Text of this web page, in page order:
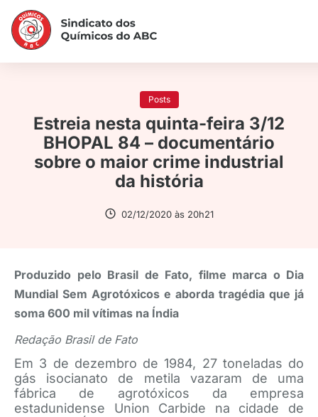
Posts
Estreia nesta quinta-feira 3/12
BHOPAL 84 – documentário
sobre o maior crime industrial
da história
02/12/2020 às 20h21
Produzido pelo Brasil de Fato, filme marca o Dia
Mundial Sem Agrotóxicos e aborda tragédia que já
soma 600 mil vítimas na Índia
Redação Brasil de Fato
Em 3 de dezembro de 1984, 27 toneladas do
gás isocianato de metila vazaram de uma
fábrica de agrotóxicos da empresa
estadunidense Union Carbide na cidade de